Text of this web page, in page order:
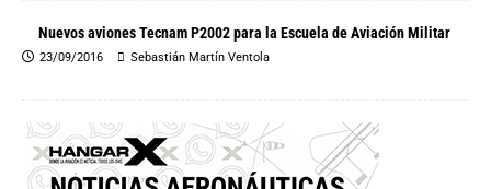
Nuevos aviones Tecnam P2002 para la Escuela de Aviación Militar
23/09/2016 Sebastián Martín Ventola